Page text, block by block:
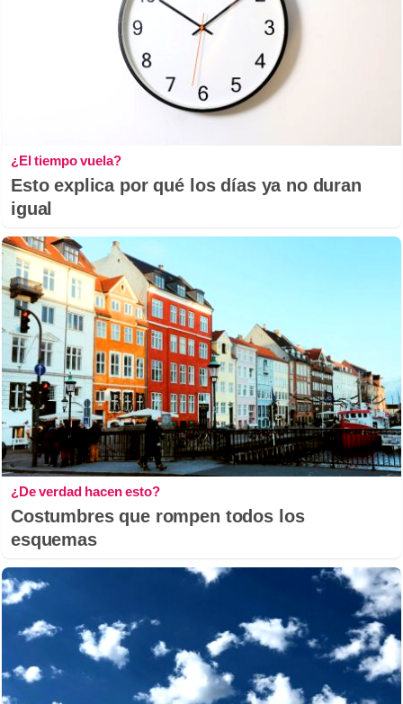
¿El tiempo vuela?
Esto explica por qué los días ya no duran
igual
¿De verdad hacen esto?
Costumbres que rompen todos los
esquemas